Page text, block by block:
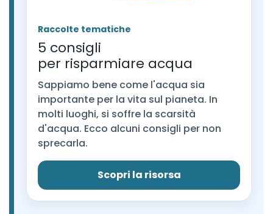
Raccolte tematiche
5 consigli
per risparmiare acqua
Sappiamo bene come l'acqua sia
importante per la vita sul pianeta. In
molti luoghi, si soffre la scarsità
d'acqua. Ecco alcuni consigli per non
sprecarla.
Scopri la risorsa